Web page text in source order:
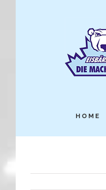
HOME